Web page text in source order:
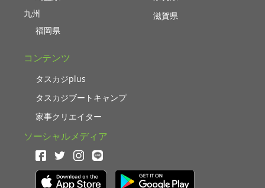
九州
福岡県
滋賀県
コンテンツ
タスカジplus
タスカジブートキャンプ
家事クリエイター
ソーシャルメディア